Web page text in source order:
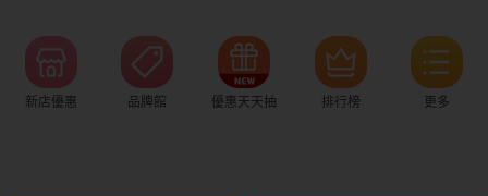
新店優惠 品牌館 優惠天天抽 排行榜 更多